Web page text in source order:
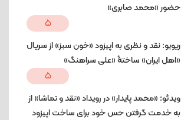
حضور «محمد صابری»
5
ریویو: نقد و نظری به اپیزود «خون سبز» از سریال
«اهل ایران» ساختۀ «علی سراهنگ»
5
ویدئو: «محمد پایدار» در رویداد «نقد و تماشا» از
به خدمت گرفتن حس خود برای ساخت اپیزود